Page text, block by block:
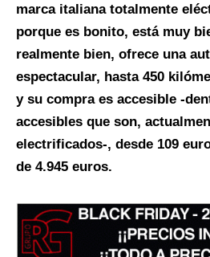
marca italiana totalmente
porque es bonito, está muy
realmente bien, ofrece una
espectacular, hasta 450
y su compra es accesible -
accesibles que son,
electrificados-, desde 109
de 4.945 euros.